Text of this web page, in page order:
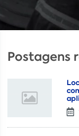
Postagens